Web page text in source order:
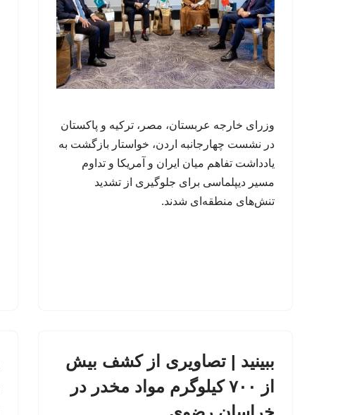
وزرای خارجه عربستان، مصر، ترکیه و پاکستان
در نشست چهارجانبه اردن، خواستار بازگشت به
یادداشت تفاهم میان ایران و آمریکا و تداوم
مسیر دیپلماسی برای جلوگیری از تشدید
تنش‌های منطقه‌ای شدند.
ببینید | تصاویری از کشف بیش
از ۷۰۰ کیلوگرم مواد مخدر در